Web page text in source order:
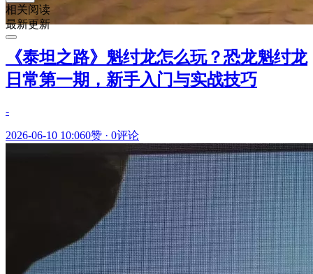
相关阅读
最新更新
《泰坦之路》魁纣龙怎么玩？恐龙魁纣龙
日常第一期，新手入门与实战技巧
-
2026-06-10 10:060赞 · 0评论